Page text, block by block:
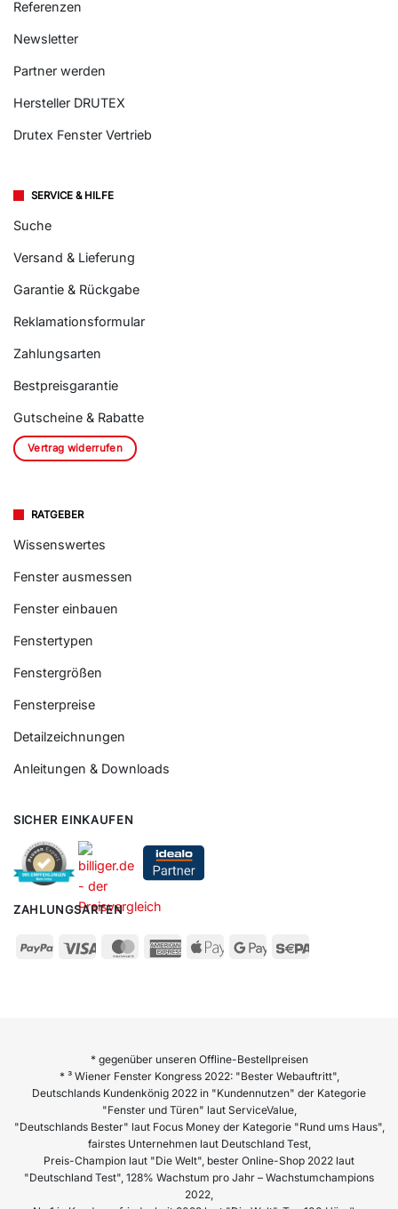
Referenzen
Newsletter
Partner werden
Hersteller DRUTEX
Drutex Fenster Vertrieb
SERVICE & HILFE
Suche
Versand & Lieferung
Garantie & Rückgabe
Reklamationsformular
Zahlungsarten
Bestpreisgarantie
Gutscheine & Rabatte
Vertrag widerrufen
RATGEBER
Wissenswertes
Fenster ausmessen
Fenster einbauen
Fenstertypen
Fenstergrößen
Fensterpreise
Detailzeichnungen
Anleitungen & Downloads
SICHER EINKAUFEN
ZAHLUNGSARTEN
* gegenüber unseren Offline-Bestellpreisen
* ³ Wiener Fenster Kongress 2022: "Bester Webauftritt",
Deutschlands Kundenkönig 2022 in "Kundennutzen" der Kategorie
"Fenster und Türen" laut ServiceValue,
"Deutschlands Bester" laut Focus Money der Kategorie "Rund ums Haus",
fairstes Unternehmen laut Deutschland Test,
Preis-Champion laut "Die Welt", bester Online-Shop 2022 laut
"Deutschland Test", 128% Wachstum pro Jahr – Wachstumchampions
2022,